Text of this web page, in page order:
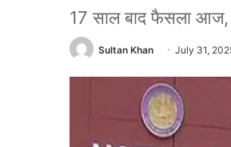
17 साल बाद फैसला
Sultan Khan July 31,